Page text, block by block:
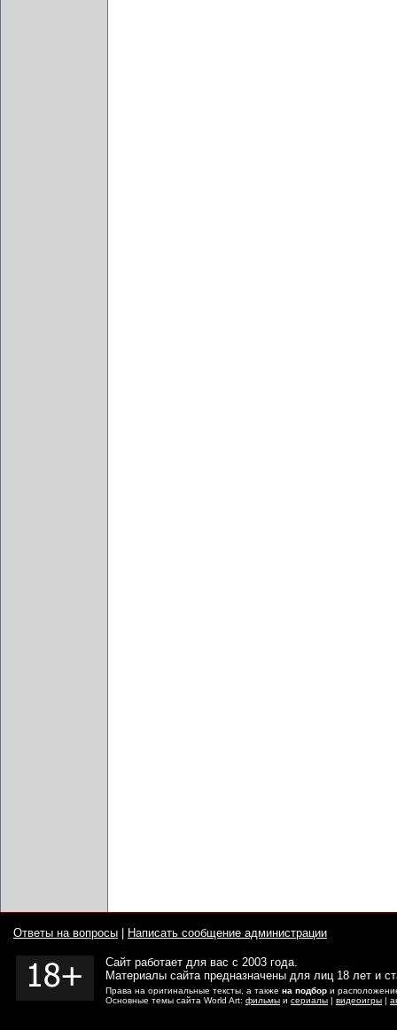
Ответы на вопросы Написать сообщение администрации
Сайт работает для вас с 2003 года.
Материалы сайта предназначены для лиц 18 лет и
Права на оригинальные тексты, а также на подбор и
Основные темы сайта World Art: фильмы и сериалы | видеоигры |